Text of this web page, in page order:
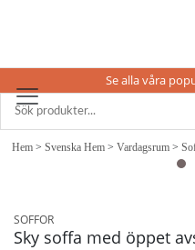
Se alla våra
Hem > Svenska Hem > Vardagsrum >
SOFFOR
Sky soffa med öppet